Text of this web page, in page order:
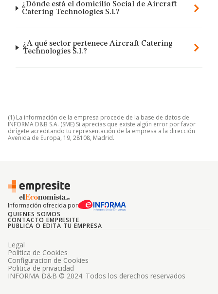
¿Dónde está el domicilio Social de Aircraft
Catering Technologies S.l.?
¿A qué sector pertenece Aircraft Catering
Technologies S.l.?
(1) La información de la empresa procede de la base de datos de
INFORMA D&B S.A. (SME) Si aprecias que existe algún error por favor
dirígete acreditando tu representación de la empresa a la dirección
Avenida de Europa, 19, 28108, Madrid.
Información ofrecida por
QUIENES SOMOS
CONTACTO EMPRESITE
PUBLICA O EDITA TU EMPRESA
INFORMA D&B © 2024. Todos los derechos reservados
Legal
Politica de Cookies
Configuracion de Cookies
Politica de privacidad